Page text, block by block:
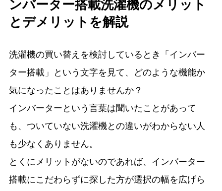
ンバーター搭載洗濯機のメリット
とデメリットを解説
洗濯機の買い替えを検討しているとき「インバー
ター搭載」という文字を見て、どのような機能か
気になったことはありませんか？
インバーターという言葉は聞いたことがあって
も、ついていない洗濯機との違いがわからない人
も少なくありません。
とくにメリットがないのであれば、インバーター
搭載にこだわらずに探した方が選択の幅を広げら